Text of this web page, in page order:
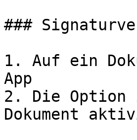
###
1. Auf ein
App
2. Die Option
Dokument